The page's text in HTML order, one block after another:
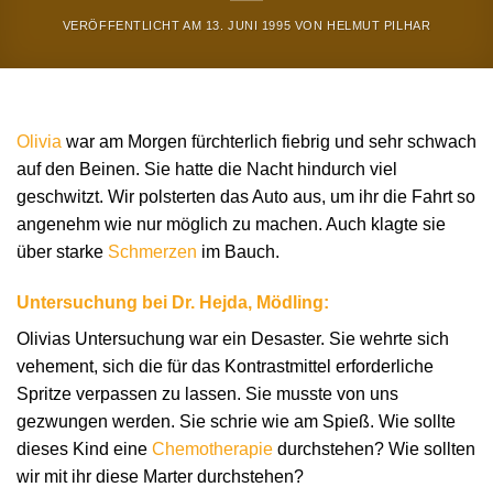
VERÖFFENTLICHT AM 13. JUNI 1995 VON HELMUT PILHAR
Olivia war am Morgen fürchterlich fiebrig und sehr schwach
auf den Beinen. Sie hatte die Nacht hindurch viel
geschwitzt. Wir polsterten das Auto aus, um ihr die Fahrt so
angenehm wie nur möglich zu machen. Auch klagte sie
über starke Schmerzen im Bauch.
Untersuchung bei Dr. Hejda, Mödling:
Olivias Untersuchung war ein Desaster. Sie wehrte sich
vehement, sich die für das Kontrastmittel erforderliche
Spritze verpassen zu lassen. Sie musste von uns
gezwungen werden. Sie schrie wie am Spieß. Wie sollte
dieses Kind eine Chemotherapie durchstehen? Wie sollten
wir mit ihr diese Marter durchstehen?